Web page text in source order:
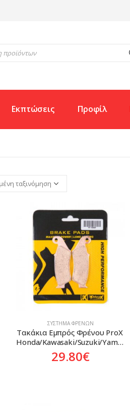
Εκπτώσεις Προφίλ
ΣΎΣΤΗΜΑ ΦΡΈΝΩΝ
Τακάκια Εμπρός Φρένου ProX
Honda/Kawasaki/Suzuki/Yamaha
29.80€